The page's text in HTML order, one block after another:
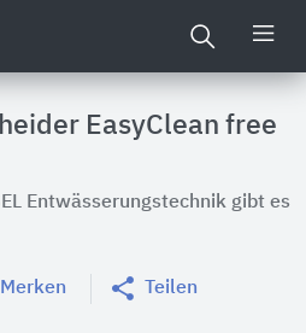
EasyClean free
Entwässerungstechnik gibt es
Merken Teilen